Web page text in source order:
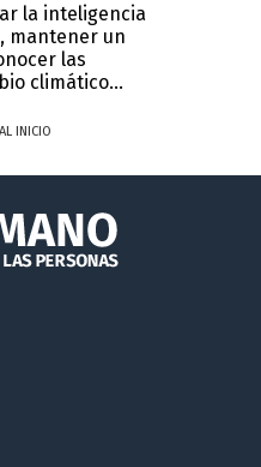
la inteligencia
mantener un
las
climático...
INICIO